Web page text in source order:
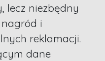
lecz niezbędny
i
reklamacji.
dane